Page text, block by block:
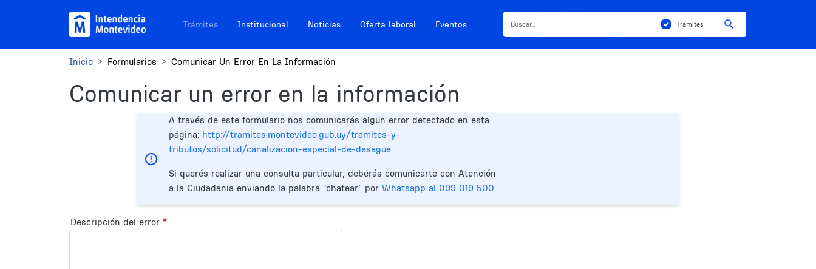
Navegación sitios
Trámites Institucional Noticias Oferta laboral Eventos Trámites
Inicio Formularios Comunicar Un Error En La Información
Comunicar un error en la información
A través de este formulario nos comunicarás algún error detectado en esta
página: http://tramites.montevideo.gub.uy/tramites-y-
tributos/solicitud/canalizacion-especial-de-desague
Si querés realizar una consulta particular, deberás comunicarte con Atención
a la Ciudadanía enviando la palabra “chatear” por Whatsapp al 099 019 500.
Descripción del error